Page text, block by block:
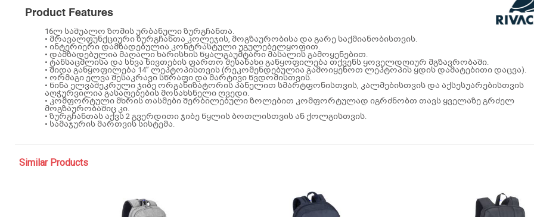
Product Features
16ლ საშუალო ზომის ურბანული ზურგჩანთა.
• მრავალფუნქციური ზურგჩანთა კოლეჯის, მოგზაურობისა და გარე საქმიანობისთვის.
• ინტერიერი დამზადებულია კონტრასტული უგულებელყოფით.
• დამზადებულია მაღალი ხარისხის წყალგაუმტარი მასალის გამოყენებით.
• ტანსაცმლისა და სხვა ნივთების ფართო შესანახი განყოფილება თქვენს ყოველდღიურ მგზავრობაში.
• შიდა განყოფილება 14” ლეპტოპისთვის (რეკომენდებულია გამოიყენოთ ლეპტოპის ყდის დამატებითი დაცვა).
• ორმაგი ელვა შესაკრავი სწრაფი და მარტივი წვდომისთვის.
• წინა ელვაშეკრული ჯიბე ორგანიზატორის პანელით სმარტფონისთვის, კალმებისთვის და აქსესუარებისთვის
აღჭურვილია გასაღებების მოსახსნელი ღვედი.
• კომფორტული მხრის თასმები შერბილებული ზოლებით კომფორტულად იგრძნობთ თავს ყველაზე გრძელ
მოგზაურობაშიც კი.
• ზურგჩანთას აქვს 2 გვერდითი ჯიბე წყლის ბოთლისთვის ან ქოლგისთვის.
• სამაჯურის მართვის სისტემა.
Similar Products